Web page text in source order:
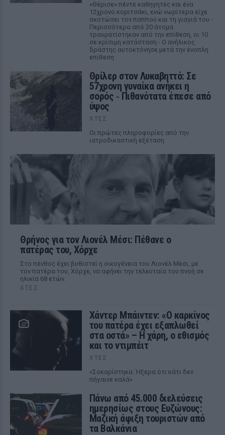
«Θέρισε» πέντε καθηγητές και ένα
12χρονο κοριτσάκι, ενώ νωρίτερα είχε
σκοτώσει τον παππού και τη γιαγιά του -
Περισσότερα από 20 άτομα
τραυματίστηκαν από την επίθεση, οι 10
σε κρίσιμη κατάσταση - Ο ανήλικος
δράστης αυτοκτόνησε μετά την ένοπλη
επίθεση
Θρίλερ στον Λυκαβηττό: Σε
57χρονη γυναίκα ανήκει η
σορός ‑ Πιθανότατα έπεσε από
ύψος
ΧΤΕΣ
Οι πρώτες πληροφορίες από την
ιατροδικαστική εξέταση
Θρήνος για τον Λιονέλ Μέσι: Πέθανε ο
πατέρας του, Χόρχε
Στο πένθος έχει βυθιστεί η οικογένεια του Λιονέλ Μέσι, με
τον πατέρα του, Χόρχε, να αφήνει την τελευταία του πνοή σε
ηλικία 68 ετών.
ΧΤΕΣ
Χάντερ Μπάιντεν: «Ο καρκίνος
του πατέρα έχει εξαπλωθεί
στα οστά» – Η χάρη, ο εθισμός
και το ντιμπέιτ
ΧΤΕΣ
«Σοκαρίστηκα. Ήξερα ότι κάτι δεν
πήγαινε καλά»
Πάνω από 45.000 διελεύσεις
ημερησίως στους Ευζώνους:
Μαζική άφιξη τουριστών από
τα Βαλκάνια